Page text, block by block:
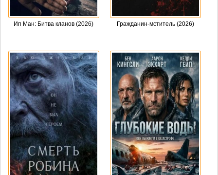
Ип Ман: Битва кланов (2026) Гражданин-мститель (2026)